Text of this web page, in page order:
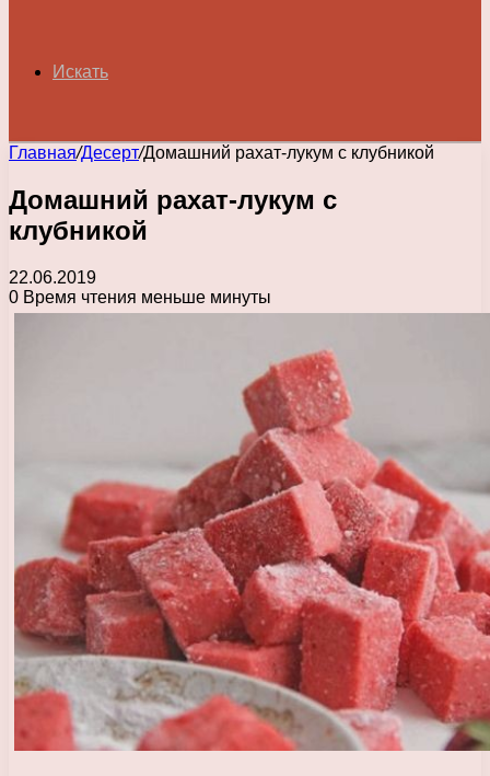
Искать
Главная/Десерт/Домашний рахат-лукум с клубникой
Домашний рахат-лукум с
клубникой
22.06.2019
0 Время чтения меньше минуты